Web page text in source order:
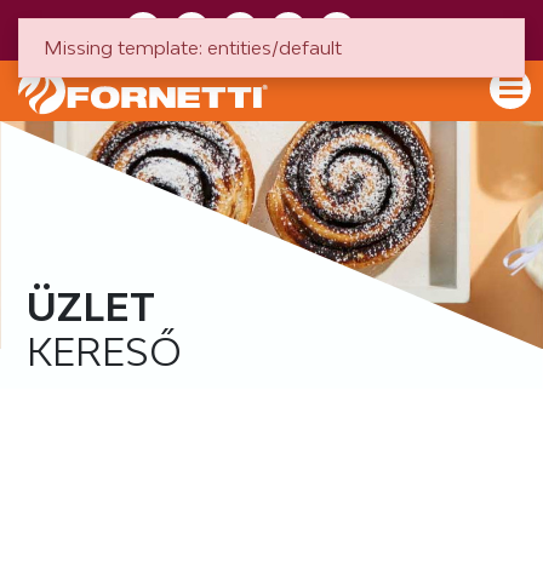
ÜZLET
KERESŐ
Missing template: entities/default